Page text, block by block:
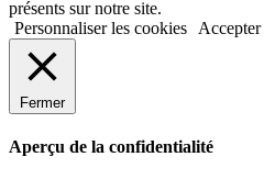
présents sur notre site.
Personnaliser les cookies
Accepter
Fermer
Aperçu de la confidentialité